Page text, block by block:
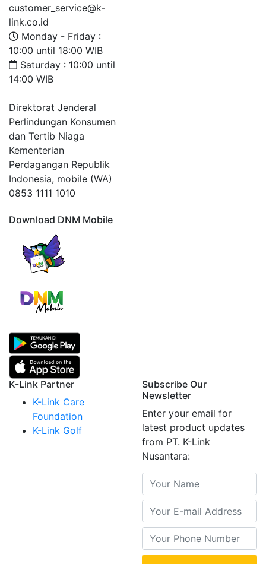
customer_service@k-
link.co.id
Monday - Friday :
10:00 until 18:00 WIB
Saturday : 10:00 until
14:00 WIB
Direktorat Jenderal
Perlindungan Konsumen
dan Tertib Niaga
Kementerian
Perdagangan Republik
Indonesia, mobile (WA)
0853 1111 1010
Download DNM Mobile
K-Link Partner
K-Link Care
Foundation
K-Link Golf
Subscribe Our
Newsletter
Enter your email for
latest product updates
from PT. K-Link
Nusantara: